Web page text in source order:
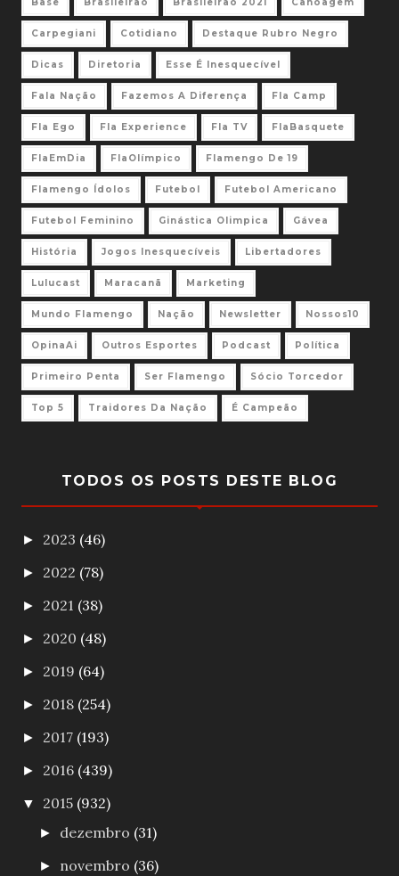
Base Brasileirão Brasileirão 2021 Canoagem
Carpegiani Cotidiano Destaque Rubro Negro
Dicas Diretoria Esse É Inesquecível
Fala Nação Fazemos A Diferença Fla Camp
Fla Ego Fla Experience Fla TV FlaBasquete
FlaEmDia FlaOlímpico Flamengo De 19
Flamengo Ídolos Futebol Futebol Americano
Futebol Feminino Ginástica Olimpica Gávea
História Jogos Inesquecíveis Libertadores
Lulucast Maracanã Marketing
Mundo Flamengo Nação Newsletter Nossos10
OpinaAi Outros Esportes Podcast Política
Primeiro Penta Ser Flamengo Sócio Torcedor
Top 5 Traidores Da Nação É Campeão
TODOS OS POSTS DESTE BLOG
► 2023 (46)
► 2022 (78)
► 2021 (38)
► 2020 (48)
► 2019 (64)
► 2018 (254)
► 2017 (193)
► 2016 (439)
▼ 2015 (932)
► dezembro (31)
► novembro (36)